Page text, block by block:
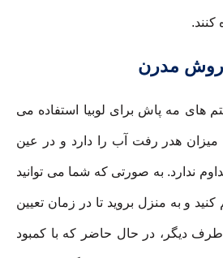
کنند.
روش مدرن
مه پاش برای لوبیا استفاده می
هدر رفت آب را دارد و در عین
ندارد. به صورتی که شما می توانید
و به منزل بروید تا در زمان تعیین
دیگر، در حال حاضر که با کمبود